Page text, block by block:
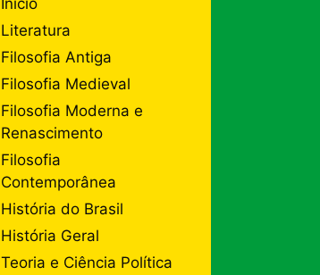
Início
Literatura
Filosofia Antiga
Filosofia Medieval
Filosofia Moderna e
Renascimento
Filosofia
Contemporânea
História do Brasil
História Geral
Teoria e Ciência Política